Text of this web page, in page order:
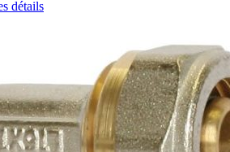
détails